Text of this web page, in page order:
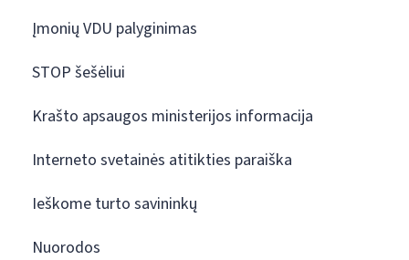
Įmonių VDU palyginimas
STOP šešėliui
Krašto apsaugos ministerijos informacija
Interneto svetainės atitikties paraiška
Ieškome turto savininkų
Nuorodos